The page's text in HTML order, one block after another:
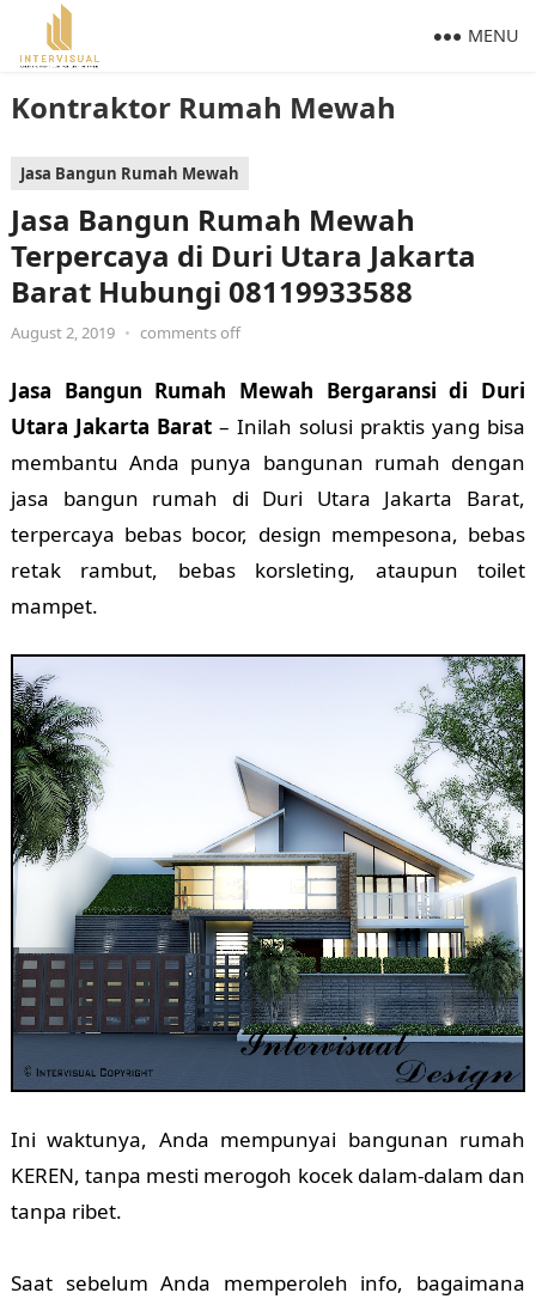
Kontraktor Rumah Mewah
MENU
Jasa Bangun Rumah Mewah
Jasa Bangun Rumah Mewah
Terpercaya di Duri Utara Jakarta
Barat Hubungi 08119933588
August 2, 2019 • comments off
Jasa Bangun Rumah Mewah Bergaransi di Duri
Utara Jakarta Barat – Inilah solusi praktis yang bisa
membantu Anda punya bangunan rumah dengan
jasa bangun rumah di Duri Utara Jakarta Barat,
terpercaya bebas bocor, design mempesona, bebas
retak rambut, bebas korsleting, ataupun toilet
mampet.
Ini waktunya, Anda mempunyai bangunan rumah
KEREN, tanpa mesti merogoh kocek dalam-dalam dan
tanpa ribet.
Saat sebelum Anda memperoleh info, bagaimana